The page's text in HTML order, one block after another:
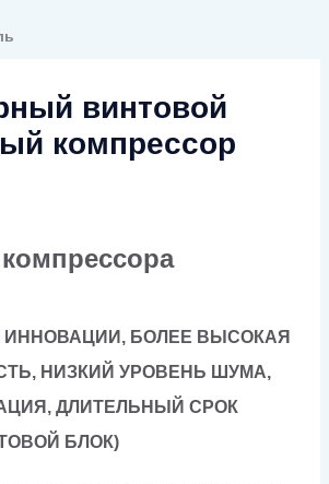
винтовой
компрессор
ИННОВАЦИИ, БОЛЕЕ ВЫСОКАЯ
НИЗКИЙ УРОВЕНЬ ШУМА,
ДЛИТЕЛЬНЫЙ СРОК
БЛОК)